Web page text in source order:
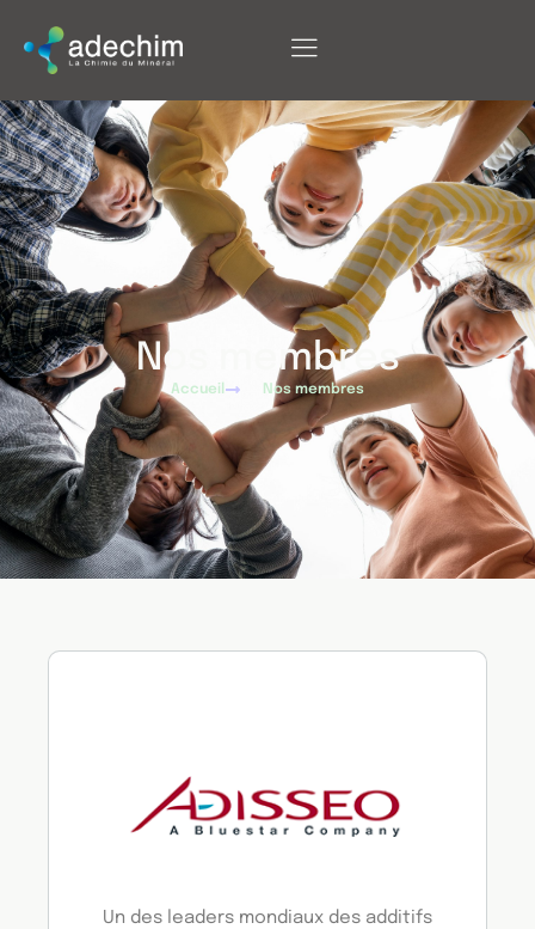
Nos membres
Accueil Nos membres
Un des leaders mondiaux des additifs